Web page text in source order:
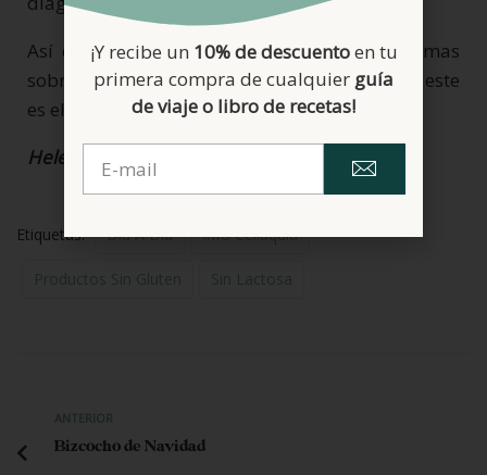
Así que si es el caso y queréis saber algo mas
sobre
los quesos y su relación con el gluten
, este
es el post.
Helena
Etiquetas: Día A Día Info Celiaquía
Productos Sin Gluten Sin Lactosa
ANTERIOR
Bizcocho de Navidad
¡Y recibe un 10% de descuentoen tu
primera compra de cualquier guía
de viaje o libro de recetas!